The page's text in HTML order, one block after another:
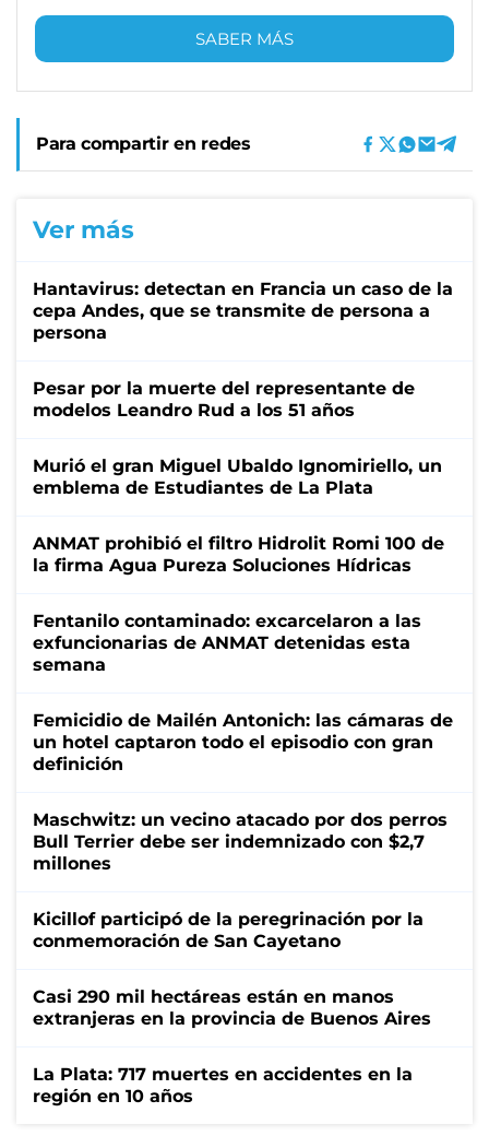
SABER MÁS
Para compartir en redes
Ver más
Hantavirus: detectan en Francia un caso de la
cepa Andes, que se transmite de persona a
persona
Pesar por la muerte del representante de
modelos Leandro Rud a los 51 años
Murió el gran Miguel Ubaldo Ignomiriello, un
emblema de Estudiantes de La Plata
ANMAT prohibió el filtro Hidrolit Romi 100 de
la firma Agua Pureza Soluciones Hídricas
Fentanilo contaminado: excarcelaron a las
exfuncionarias de ANMAT detenidas esta
semana
Femicidio de Mailén Antonich: las cámaras de
un hotel captaron todo el episodio con gran
definición
Maschwitz: un vecino atacado por dos perros
Bull Terrier debe ser indemnizado con $2,7
millones
Kicillof participó de la peregrinación por la
conmemoración de San Cayetano
Casi 290 mil hectáreas están en manos
extranjeras en la provincia de Buenos Aires
La Plata: 717 muertes en accidentes en la
región en 10 años